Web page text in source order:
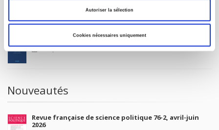
Autoriser la sélection
Cookies nécessaires uniquement
La France et l'Union européenne
4 sept. 2026
Nouveautés
Revue française de science politique 76-2, avril-juin
2026